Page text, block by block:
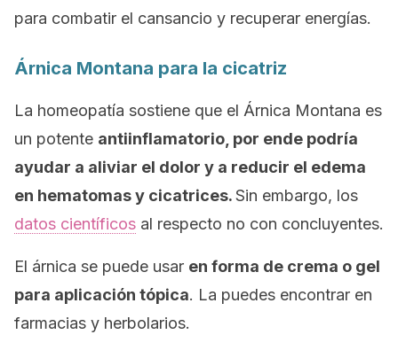
para combatir el cansancio y recuperar energías.
Árnica Montana para la cicatriz
La homeopatía sostiene que el Árnica Montana es
un potente antiinflamatorio, por ende podría
ayudar a aliviar el dolor y a reducir el edema
en hematomas y cicatrices.Sin embargo, los
datos científicos al respecto no con concluyentes.
El árnica se puede usar en forma de crema o gel
para aplicación tópica. La puedes encontrar en
farmacias y herbolarios.